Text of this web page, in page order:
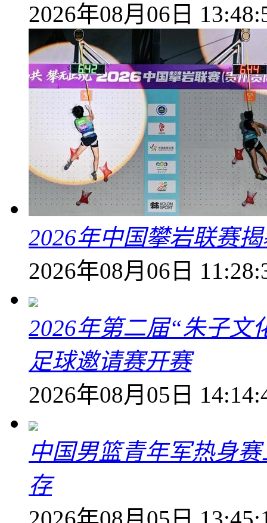
2026年08月06日
2026年中国攀岩联赛
2026年08月06日
2026年第二届“朱子文
足球邀请赛开赛
2026年08月05日
中国男篮青年军热身
存